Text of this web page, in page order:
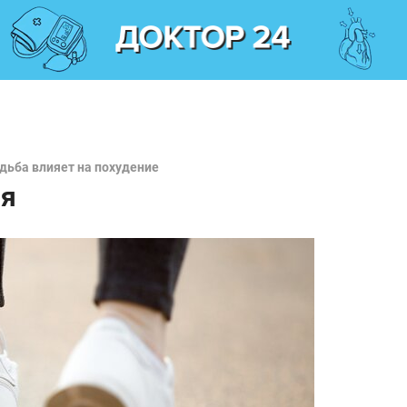
влияет на похудение